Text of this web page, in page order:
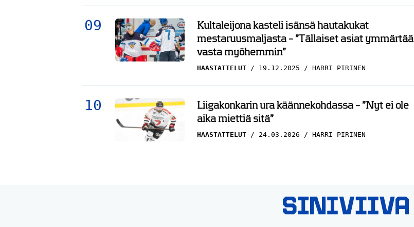
Kultaleijona kasteli isänsä hautakukat
mestaruusmaljasta – ”Tällaiset asiat ymmärtää
vasta myöhemmin”
HAASTATTELUT 19.12.2025 HARRI PIRINEN
Liigakonkarin ura käännekohdassa – ”Nyt ei ole
aika miettiä sitä”
HAASTATTELUT 24.03.2026 HARRI PIRINEN